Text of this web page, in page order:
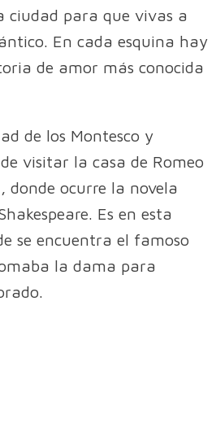
ciudad para que vivas a
En cada esquina hay
de amor más conocida
de los Montesco y
visitar la casa de Romeo
, donde ocurre la novela
Es en esta
se encuentra el famoso
la dama para